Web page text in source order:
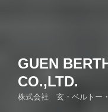
GUEN
CO.,LTD.
株式会社 玄・ベルトー